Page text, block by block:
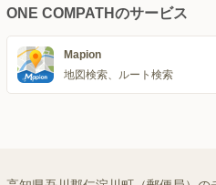
ONE COMPATHのサービス
Mapion
地図検索、ルート検索